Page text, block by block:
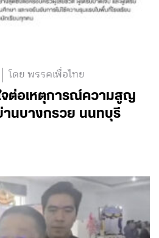
โดย พรรคเพื่อไทย
จต่อเหตุการณ์ความสูญ
านบางกรวย นนทบุรี